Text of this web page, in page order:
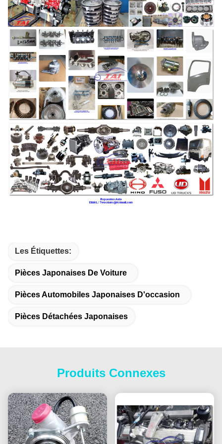
Les Étiquettes:
Pièces Japonaises De Voiture
Pièces Automobiles Japonaises D'occasion
Pièces Détachées Japonaises
Produits Connexes